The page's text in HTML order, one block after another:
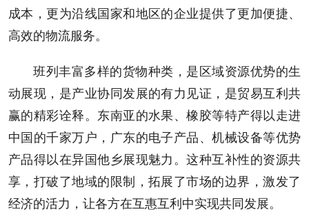
成本，更为沿线国家和地区的企业提供了更加便捷、
高效的物流服务。
班列丰富多样的货物种类，是区域资源优势的生
动展现，是产业协同发展的有力见证，是贸易互利共
赢的精彩诠释。东南亚的水果、橡胶等特产得以走进
中国的千家万户，广东的电子产品、机械设备等优势
产品得以在异国他乡展现魅力。这种互补性的资源共
享，打破了地域的限制，拓展了市场的边界，激发了
经济的活力，让各方在互惠互利中实现共同发展。